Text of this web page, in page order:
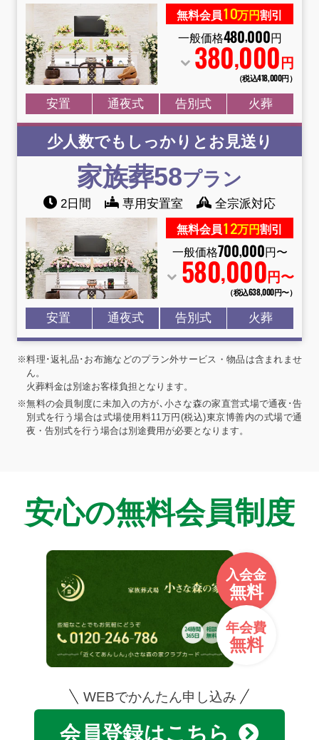
無料会員10万円割引
一般価格480,000円
380,000 円
（税込418,000円）
安置 通夜式 告別式 火葬
少人数でもしっかりとお見送り
家族葬58プラン
2日間 専用安置室 全宗派対応
無料会員12万円割引
一般価格700,000円〜
580,000 円〜
（税込638,000円〜）
安置 通夜式 告別式 火葬
※料理･返礼品･お布施などのプラン外サービス・物品は含まれませ
ん。
火葬料金は別途お客様負担となります。
※無料の会員制度に未加入の方が､小さな森の家直営式場で通夜･告
別式を行う場合は式場使用料11万円(税込)東京博善内の式場で通
夜・告別式を行う場合は別途費用が必要となります。
安心の無料会員制度
入会金
無料
年会費
無料
WEBでかんたん申し込み
会員登録はこちら